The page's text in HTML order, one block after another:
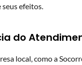
seus efeitos.
do
local, como a